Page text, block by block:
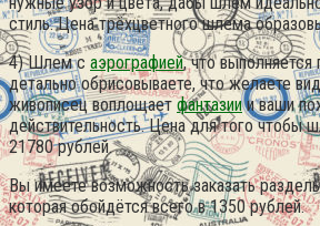
стиль. Цена трёхцветного шлема
4) Шлем с аэрографией, что
детально обрисовываете, что желаете
живописец воплощаетфантазиии ваши
действительность. Цена для того чтобы
21780 рублей.
Вы имеете возможность заказать
которая обойдётся всего в 1350 рублей.